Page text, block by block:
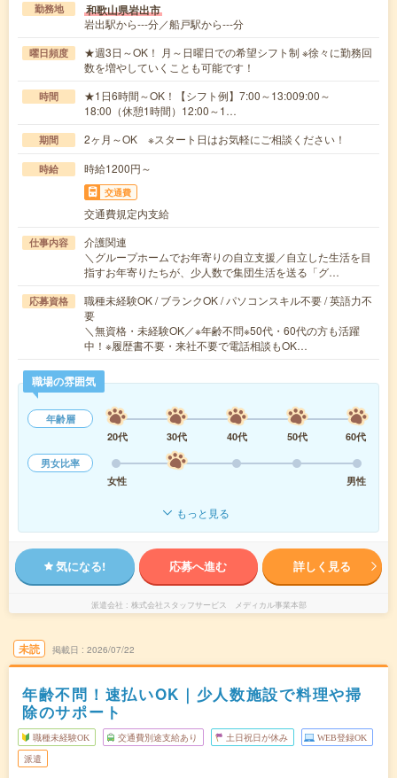
勤務地 和歌山県岩出市
岩出駅から---分／船戸駅から---分
曜日頻度
★週3日～OK！ 月～日曜日での希望シフト制 ※徐々に勤務回
数を増やしていくことも可能です！
時間
★1日6時間～OK！【シフト例】7:00～13:009:00～
18:00（休憩1時間）12:00～1…
期間 2ヶ月～OK ※スタート日はお気軽にご相談ください！
時給 時給1200円～
交通費
交通費規定内支給
仕事内容
介護関連
＼グループホームでお年寄りの自立支援／自立した生活を目
指すお年寄りたちが、少人数で集団生活を送る「グ…
応募資格
職種未経験OK / ブランクOK / パソコンスキル不要 / 英語力不
要
＼無資格・未経験OK／※年齢不問※50代・60代の方も活躍
中！※履歴書不要・来社不要で電話相談もOK…
職場の雰囲気
年齢層
20代
30代 40代 50代
60代
男女比率
女性
男性
もっと見る
気になる! 応募へ進む 詳しく見る
派遣会社 株式会社スタッフサービス メディカル事業本部
未読 掲載日 2026/07/22
年齢不問！速払いOK｜少人数施設で料理や掃
除のサポート
職種未経験OK 交通費別途支給あり 土日祝日が休み WEB登録OK
派遣